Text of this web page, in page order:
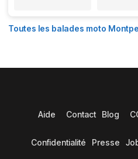
Toutes les balades moto
Aide Contact Blog
Confidentialité Presse